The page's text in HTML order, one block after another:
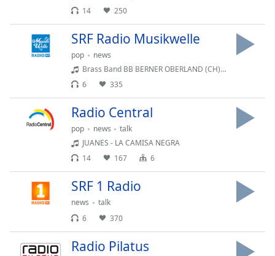
Opacity
Area
Background
14
250
SRF Radio Musikwelle
pop
news
Brass Band BB BERNER OBERLAND (CH) - GANDRIA, MARSCH
6
335
Radio Central
pop news
talk
JUANES - LA CAMISA NEGRA
14
167 6
SRF 1 Radio
news
talk
6
370
Radio Pilatus